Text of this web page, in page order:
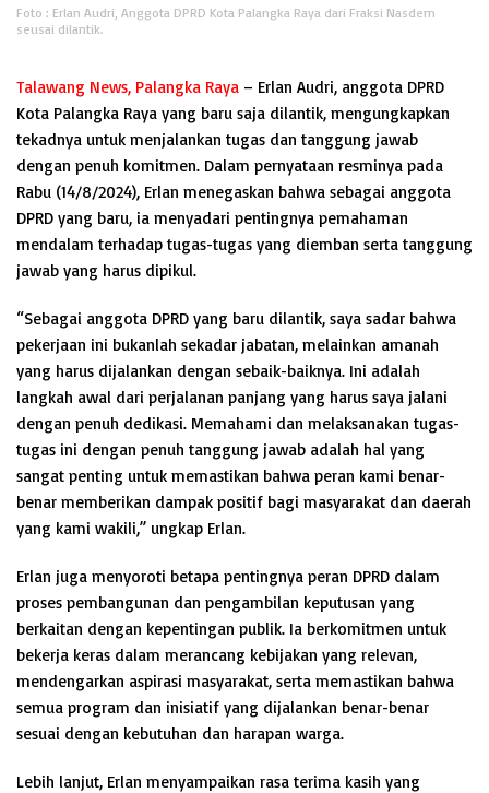
Foto : Erlan Audri, Anggota DPRD Kota Palangka Raya dari Fraksi Nasdem
seusai dilantik.
Talawang News, Palangka Raya – Erlan Audri, anggota DPRD
Kota Palangka Raya yang baru saja dilantik, mengungkapkan
tekadnya untuk menjalankan tugas dan tanggung jawab
dengan penuh komitmen. Dalam pernyataan resminya pada
Rabu (14/8/2024), Erlan menegaskan bahwa sebagai anggota
DPRD yang baru, ia menyadari pentingnya pemahaman
mendalam terhadap tugas-tugas yang diemban serta tanggung
jawab yang harus dipikul.
“Sebagai anggota DPRD yang baru dilantik, saya sadar bahwa
pekerjaan ini bukanlah sekadar jabatan, melainkan amanah
yang harus dijalankan dengan sebaik-baiknya. Ini adalah
langkah awal dari perjalanan panjang yang harus saya jalani
dengan penuh dedikasi. Memahami dan melaksanakan tugas-
tugas ini dengan penuh tanggung jawab adalah hal yang
sangat penting untuk memastikan bahwa peran kami benar-
benar memberikan dampak positif bagi masyarakat dan daerah
yang kami wakili,” ungkap Erlan.
Erlan juga menyoroti betapa pentingnya peran DPRD dalam
proses pembangunan dan pengambilan keputusan yang
berkaitan dengan kepentingan publik. Ia berkomitmen untuk
bekerja keras dalam merancang kebijakan yang relevan,
mendengarkan aspirasi masyarakat, serta memastikan bahwa
semua program dan inisiatif yang dijalankan benar-benar
sesuai dengan kebutuhan dan harapan warga.
Lebih lanjut, Erlan menyampaikan rasa terima kasih yang